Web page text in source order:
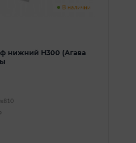
В наличии
нижний Н300 (Агава